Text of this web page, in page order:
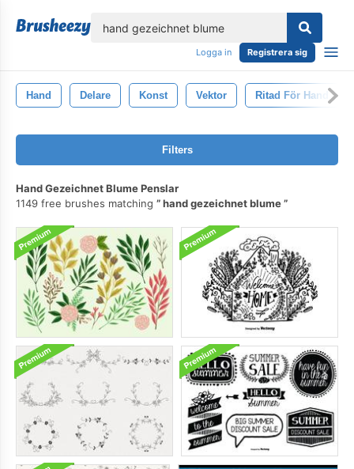
Logga in Registrera sig
Hand Delare Konst Vektor Ritad För Hand
Filters
Hand Gezeichnet Blume Penslar
1149 free brushes matching
hand gezeichnet blume